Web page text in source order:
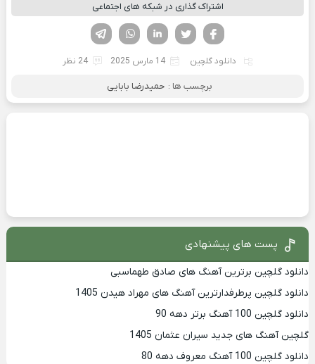
اشتراک گذاری در شبکه های اجتماعی
لینکدین تویتر
فیسوک
دانلود گلچین 14 مارس 2025 24 نظر
برچسب ها : حمیدرضا بابایی
پست های پیشنهادی
دانلود گلچین برترین آهنگ های صادق طهماسبی
دانلود گلچین پرطرفدارترین آهنگ های مهراد هیدن 1405
دانلود گلچین 100 آهنگ برتر دهه 90
گلچین آهنگ های جدید سیران عثمان 1405
دانلود گلچین 100 آهنگ معروف دهه 80